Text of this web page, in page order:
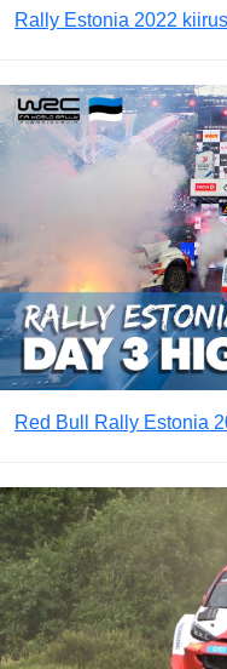
Rally Estonia 2022
Red Bull Rally Estonia